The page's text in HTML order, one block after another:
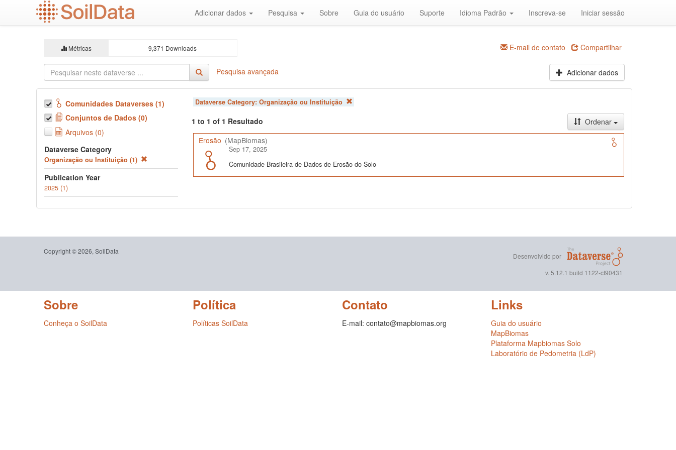
Adicionar dados Pesquisa Sobre Guia do usuário Suporte Idioma Padrão Inscreva-se Iniciar sessão
Métricas 9,371 Downloads E-mail de contato Compartilhar
Pesquisa avançada Adicionar dados
Comunidades Dataverses (1)
Conjuntos de Dados (0)
Arquivos (0)
Dataverse Category
Organização ou Instituição (1)
Publication Year
2025 (1)
Dataverse Category: Organização ou Instituição
1 to 1 of 1 Resultado
Ordenar
Erosão (MapBiomas)
Sep 17, 2025
Comunidade Brasileira de Dados de Erosão do Solo
Copyright © 2026, SoilData
Desenvolvido por
v. 5.12.1 build 1122-cf90431
Sobre
Conheça o SoilData
Política
Políticas SoilData
Contato
E-mail: contato@mapbiomas.org
Links
Guia do usuário
MapBiomas
Plataforma Mapbiomas Solo
Laboratório de Pedometria (LdP)